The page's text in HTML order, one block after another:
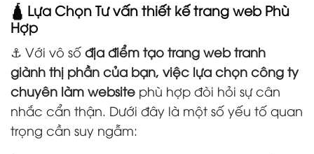
🛕 Lựa Chọn Tư vấn thiết kế trang web Phù
Hợp
⚓ Với vô số địa điểm tạo trang web tranh
giành thị phần của bạn, việc lựa chọn công ty
chuyên làm website phù hợp đòi hỏi sự cân
nhắc cẩn thận. Dưới đây là một số yếu tố quan
trọng cần suy ngẫm: